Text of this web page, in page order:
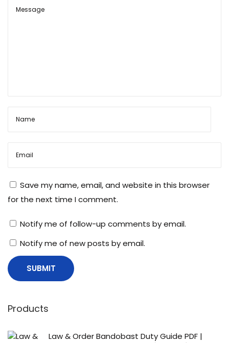
Save my name, email, and website in this browser
for the next time I comment.
Notify me of follow-up comments by email.
Notify me of new posts by email.
Products
Law & Order Bandobast Duty Guide PDF |